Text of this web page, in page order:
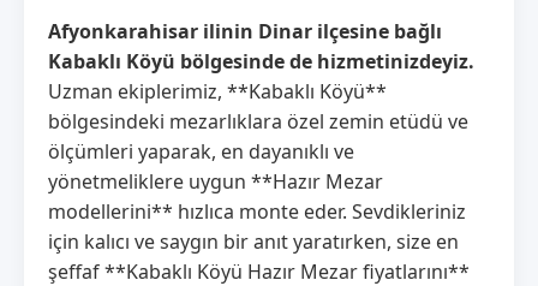
Afyonkarahisar ilinin Dinar ilçesine bağlı
Kabaklı Köyü bölgesinde de hizmetinizdeyiz.
Uzman ekiplerimiz, **Kabaklı Köyü**
bölgesindeki mezarlıklara özel zemin etüdü ve
ölçümleri yaparak, en dayanıklı ve
yönetmeliklere uygun **Hazır Mezar
modellerini** hızlıca monte eder. Sevdikleriniz
için kalıcı ve saygın bir anıt yaratırken, size en
şeffaf **Kabaklı Köyü Hazır Mezar fiyatlarını**